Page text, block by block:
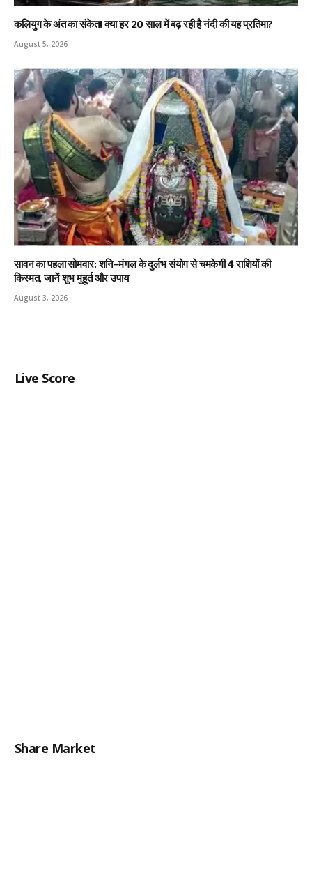
कलियुग के अंत का संकेत! क्या हर 20 साल में बढ़ रही है नंदी की यह प्रतिमा?
August 5, 2026
सावन का पहला सोमवार: शनि-मंगल के दुर्लभ संयोग से चमकेगी 4 राशियों की
किस्मत, जानें शुभ मुहूर्त और उपाय
August 3, 2026
Live Score
Share Market